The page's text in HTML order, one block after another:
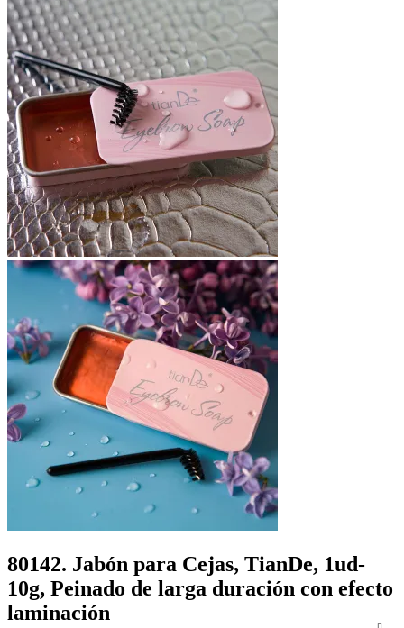
80142. Jabón para Cejas, TianDe, 1ud-
10g, Peinado de larga duración con efecto
laminación